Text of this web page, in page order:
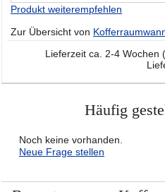
Produkt weiterempfehlen
Zur Übersicht von
Lieferzeit ca. 2-4 Wochen
Häufig
Noch keine vorhanden.
Neue Frage stellen